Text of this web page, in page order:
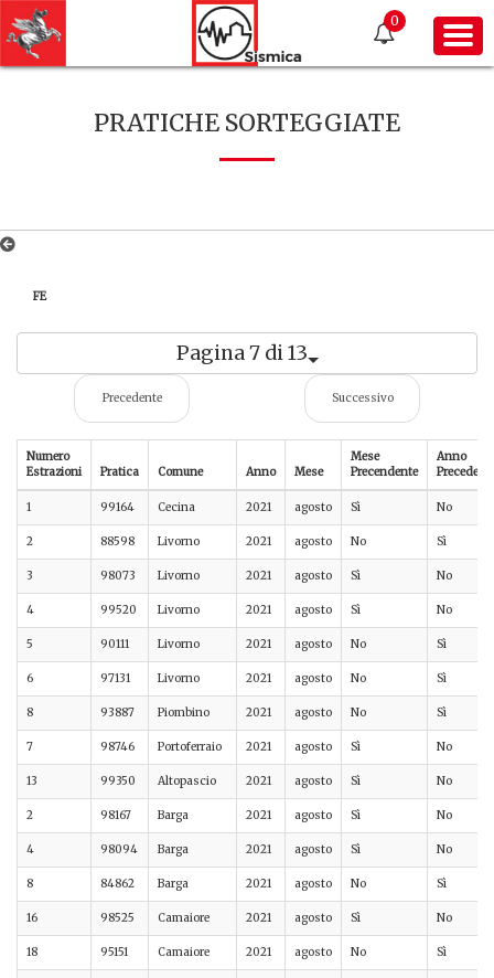
0
PRATICHE SORTEGGIATE
FE
Pagina 7 di 13
Precedente Successivo
Numero
Estrazioni
Pratica Comune Anno Mese
Mese
Precendente
Anno
1 99164 Cecina 2021 agosto Sì No
2 88598 Livorno 2021 agosto No Sì
3 98073 Livorno 2021 agosto Sì No
4 99520 Livorno 2021 agosto Sì No
5 90111 Livorno 2021 agosto No Sì
6 97131 Livorno 2021 agosto No Sì
8 93887 Piombino 2021 agosto No Sì
7 98746 Portoferraio 2021 agosto Sì No
13 99350 Altopascio 2021 agosto Sì No
2 98167 Barga 2021 agosto Sì No
4 98094 Barga 2021 agosto Sì No
8 84862 Barga 2021 agosto No Sì
16 98525 Camaiore 2021 agosto Sì No
18 95151 Camaiore 2021 agosto No Sì